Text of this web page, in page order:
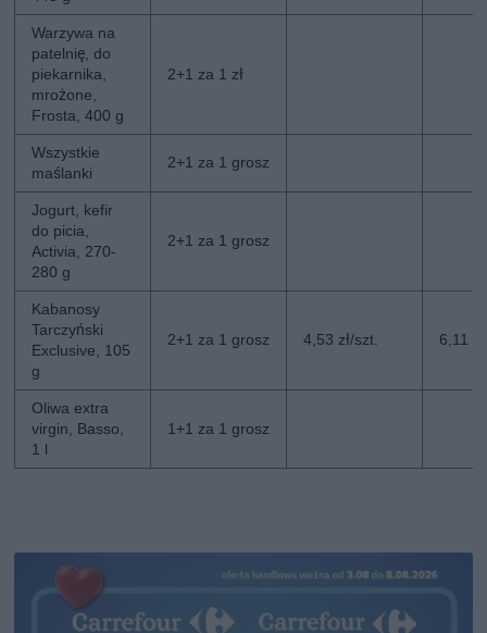
Warzywa na
patelnię, do
piekarnika,
mrożone,
Frosta, 400 g
2+1 za 1 zł
Wszystkie
maślanki
2+1 za 1 grosz
Jogurt, kefir
do picia,
Activia, 270-
280 g
2+1 za 1 grosz
Kabanosy
Tarczyński
Exclusive, 105
g
2+1 za 1 grosz 4,53 zł/szt. 6,11
Oliwa extra
virgin, Basso,
1 l
1+1 za 1 grosz